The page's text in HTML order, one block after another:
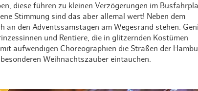
diese führen zu kleinen Verzögerungen im
Stimmung sind das aber allemal wert! Neben dem
den Adventssamstagen am Wegesrand stehen.
und Rentiere, die in glitzernden Kostümen
aufwendigen Choreographien die Straßen der
Weihnachtszauber eintauchen.